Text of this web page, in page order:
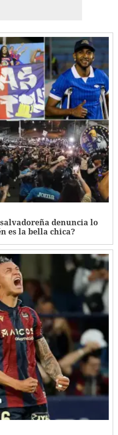
denuncia lo
es la bella chica?